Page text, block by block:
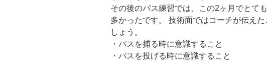
その後のパス練習では、この2ヶ月でとて
多かったです。 技術面ではコーチが伝え
しょう。
・パスを捕る時に意識すること
・パスを投げる時に意識すること